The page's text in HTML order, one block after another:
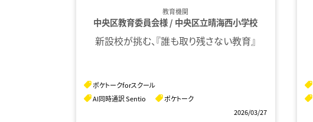
教育機関
中央区教育委員会様 / 中央区立晴海西小学校
新設校が挑む、『誰も取り残さない教育』
AI同時通訳 Sentio ポケトーク
ポケトークforスクール
2026/03/27